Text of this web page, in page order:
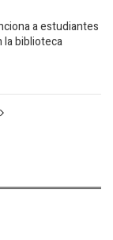
a estudiantes
la biblioteca